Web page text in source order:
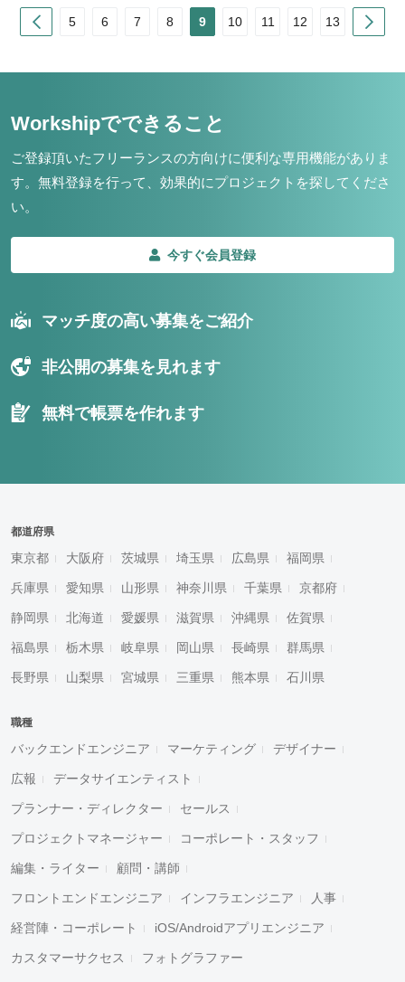
Prev
5 6 7 8 9 10 11 12 13
Workshipでできること
ご登録頂いたフリーランスの方向けに便利な専用機能がありま
す。 無料登録を行って、効果的にプロジェクトを探してくださ
い。
今すぐ会員登録
マッチ度の高い募集をご紹介
非公開の募集を見れます
無料で帳票を作れます
都道府県
東京都 大阪府 茨城県 埼玉県 広島県 福岡県
兵庫県 愛知県 山形県 神奈川県 千葉県 京都府
静岡県 北海道 愛媛県 滋賀県 沖縄県 佐賀県
福島県 栃木県 岐阜県 岡山県 長崎県 群馬県
長野県 山梨県 宮城県 三重県 熊本県 石川県
職種
バックエンドエンジニア マーケティング デザイナー
広報 データサイエンティスト
プランナー・ディレクター セールス
プロジェクトマネージャー コーポレート・スタッフ
編集・ライター 顧問・講師
フロントエンドエンジニア インフラエンジニア 人事
経営陣・コーポレート iOS/Androidアプリエンジニア
カスタマーサクセス フォトグラファー